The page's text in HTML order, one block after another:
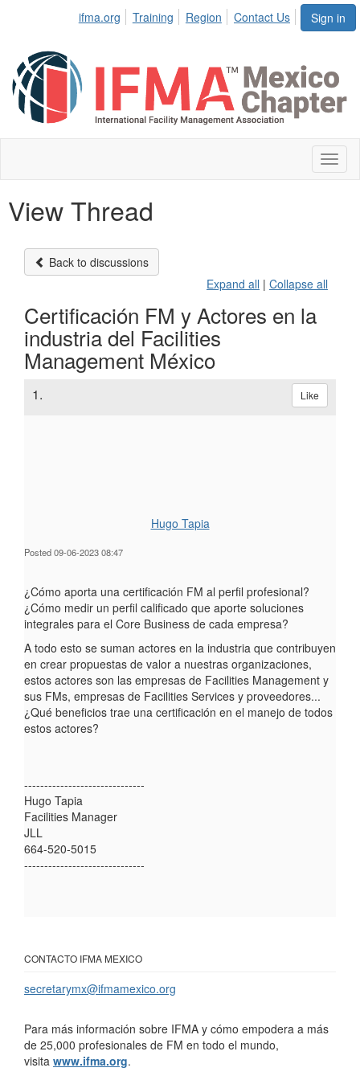
Sign in
ifma.org Training Region Contact Us
View Thread
Back to discussions
Expand all | Collapse all
Certificación FM y Actores en la
industria del Facilities
Management México
1. Like
Hugo Tapia
Posted 09-06-2023 08:47
¿Cómo aporta una certificación FM al perfil profesional?
¿Cómo medir un perfil calificado que aporte soluciones
integrales para el Core Business de cada empresa?
A todo esto se suman actores en la industria que contribuyen
en crear propuestas de valor a nuestras organizaciones,
estos actores son las empresas de Facilities Management y
sus FMs, empresas de Facilities Services y proveedores...
¿Qué beneficios trae una certificación en el manejo de todos
estos actores?
------------------------------
Hugo Tapia
Facilities Manager
JLL
664-520-5015
------------------------------
CONTACTO IFMA MEXICO
secretarymx@ifmamexico.org
Para más información sobre IFMA y cómo empodera a más
de 25,000 profesionales de FM en todo el mundo,
visita www.ifma.org.